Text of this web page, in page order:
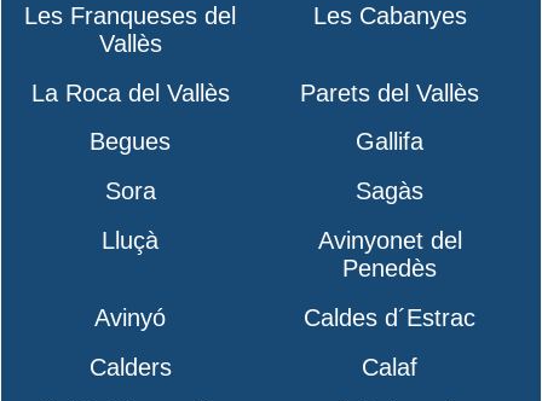
Les Franqueses del
Vallès
Les Cabanyes
La Roca del Vallès
Parets del Vallès
Begues
Gallifa
Sora
Sagàs
Lluçà
Avinyonet del
Penedès
Avinyó
Caldes d´Estrac
Calders
Calaf